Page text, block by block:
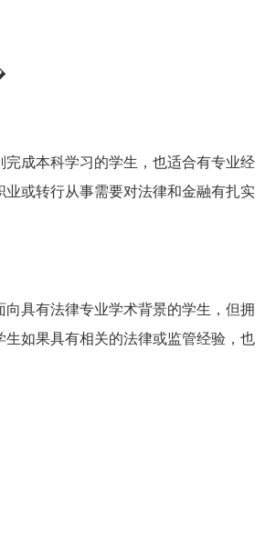
成本科学习的学生，也适合有专业经
业或转行从事需要对法律和金融有扎实
具有法律专业学术背景的学生，但拥
生如果具有相关的法律或监管经验，也